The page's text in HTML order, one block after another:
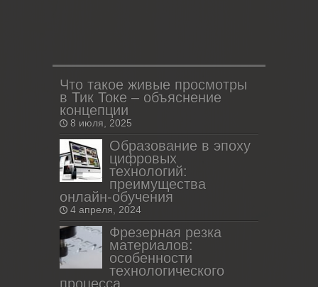
Что такое живые просмотры
в Тик Токе – объяснение
концепции
8 июля, 2025
Образование в эпоху
цифровых
технологий:
преимущества
онлайн-обучения
4 апреля, 2024
Фрезерная резка
материалов:
особенности
технологического
процесса